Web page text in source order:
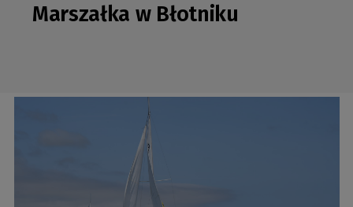
Marszałka w Błotniku